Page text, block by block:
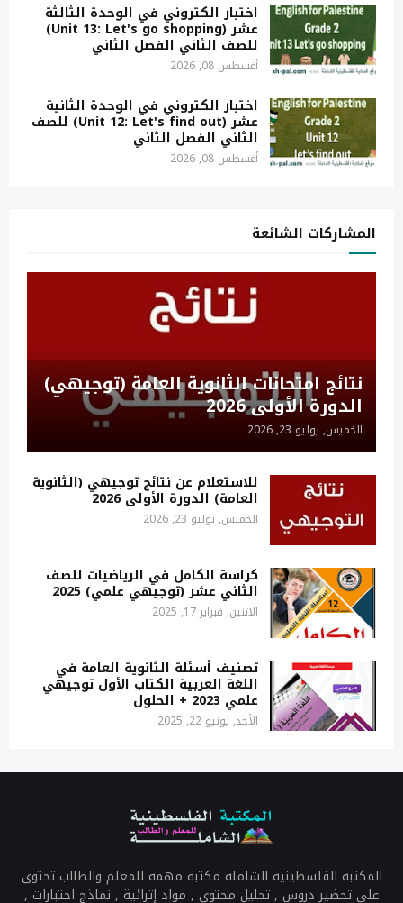
اختبار الكتروني في الوحدة الثالثة
عشر (Unit 13: Let's go shopping)
للصف الثاني الفصل الثاني
أغسطس 08, 2026
اختبار الكتروني في الوحدة الثانية
عشر (Unit 12: Let's find out) للصف
الثاني الفصل الثاني
أغسطس 08, 2026
المشاركات الشائعة
نتائج امتحانات الثانوية العامة (توجيهي)
الدورة الأولى 2026
الخميس, يوليو 23, 2026
للاستعلام عن نتائج توجيهي (الثانوية
العامة) الدورة الأولى 2026
الخميس, يوليو 23, 2026
كراسة الكامل في الرياضيات للصف
الثاني عشر (توجيهي علمي) 2025
الاثنين, فبراير 17, 2025
تصنيف أسئلة الثانوية العامة في
اللغة العربية الكتاب الأول توجيهي
علمي 2023 + الحلول
الأحد, يونيو 22, 2025
المكتبة الفلسطينية الشاملة مكتبة مهمة للمعلم والطالب تحتوى
على تحضير دروس , تحليل محتوى , مواد إثرائية , نماذج اختبارات ,